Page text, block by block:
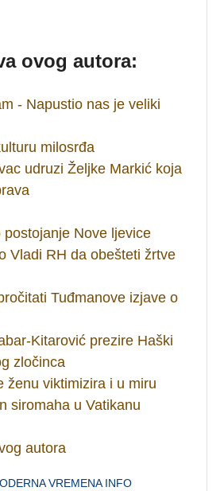
ovog autora:
- Napustio nas je veliki
milosrđa
udruzi Željke Markić koja
postojanje Nove ljevice
Vladi RH da obešteti žrtve
Tuđmanove izjave o
Kitarović prezire Haški
zločinca
ženu viktimizira i u miru
siromaha u Vatikanu
autora
VREMENA INFO